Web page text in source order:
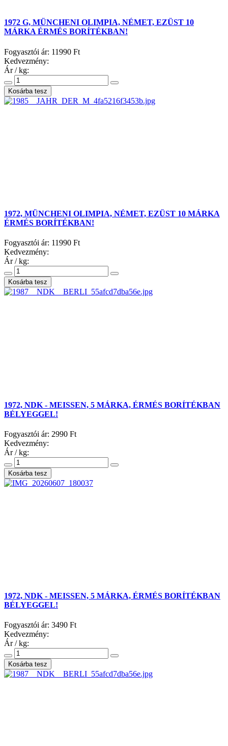
1972 G, MÜNCHENI OLIMPIA, NÉMET, EZÜST 10
MÁRKA ÉRMÉS BORÍTÉKBAN!
Fogyasztói ár: 11990 Ft
Kedvezmény:
Ár / kg:
1972, MÜNCHENI OLIMPIA, NÉMET, EZÜST 10 MÁRKA
ÉRMÉS BORÍTÉKBAN!
Fogyasztói ár: 11990 Ft
Kedvezmény:
Ár / kg:
1972, NDK - MEISSEN, 5 MÁRKA, ÉRMÉS BORÍTÉKBAN
BÉLYEGGEL!
Fogyasztói ár: 2990 Ft
Kedvezmény:
Ár / kg:
1972, NDK - MEISSEN, 5 MÁRKA, ÉRMÉS BORÍTÉKBAN
BÉLYEGGEL!
Fogyasztói ár: 3490 Ft
Kedvezmény:
Ár / kg: